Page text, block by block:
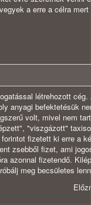
a erre a célra
létrehozott
anyagi befektetésük
volt, mivel nem
"viszgázott"
fizetett ki erre a
zsebből fizet, ami
azonnal fizetendő.
meg becsületes